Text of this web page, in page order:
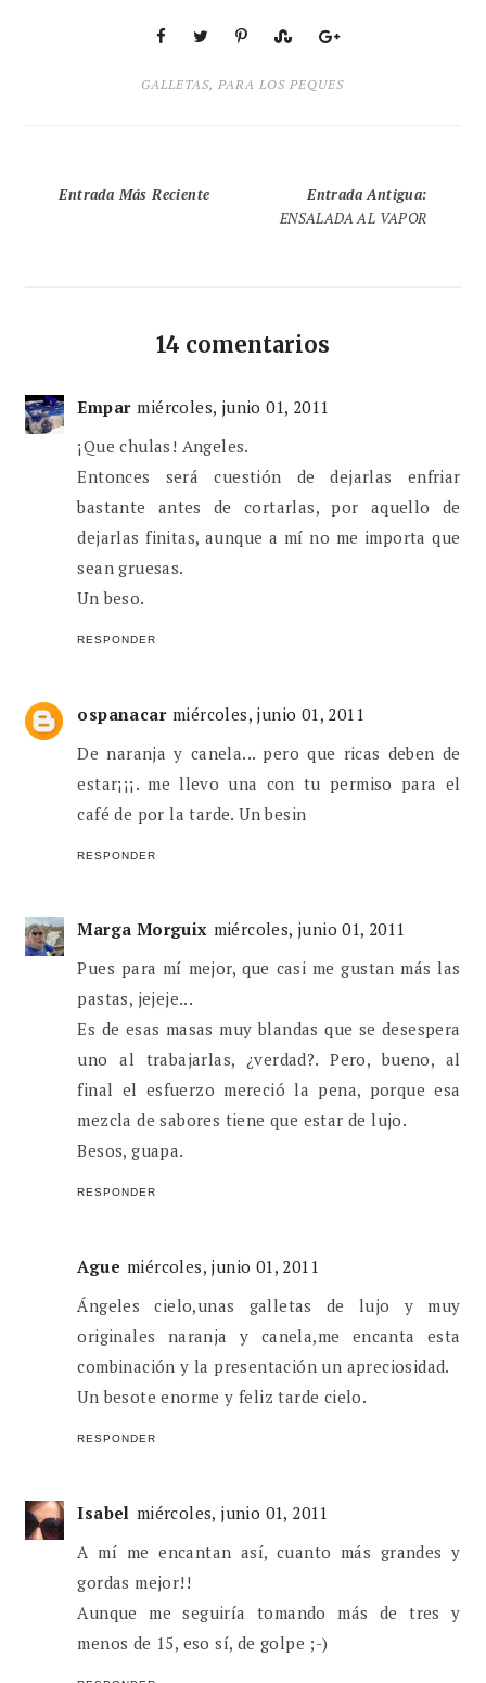
GALLETAS, PARA LOS PEQUES
Entrada Más Reciente Entrada Antigua:
ENSALADA AL VAPOR
14 comentarios
Empar miércoles, junio 01, 2011
¡Que chulas! Angeles.
Entonces será cuestión de dejarlas enfriar
bastante antes de cortarlas, por aquello de
dejarlas finitas, aunque a mí no me importa que
sean gruesas.
Un beso.
RESPONDER
ospanacar miércoles, junio 01, 2011
De naranja y canela... pero que ricas deben de
estar¡¡¡. me llevo una con tu permiso para el
café de por la tarde. Un besin
RESPONDER
Marga Morguix miércoles, junio 01, 2011
Pues para mí mejor, que casi me gustan más las
pastas, jejeje...
Es de esas masas muy blandas que se desespera
uno al trabajarlas, ¿verdad?. Pero, bueno, al
final el esfuerzo mereció la pena, porque esa
mezcla de sabores tiene que estar de lujo.
Besos, guapa.
RESPONDER
Ague miércoles, junio 01, 2011
Ángeles cielo,unas galletas de lujo y muy
originales naranja y canela,me encanta esta
combinación y la presentación un apreciosidad.
Un besote enorme y feliz tarde cielo.
RESPONDER
Isabel miércoles, junio 01, 2011
A mí me encantan así, cuanto más grandes y
gordas mejor!!
Aunque me seguiría tomando más de tres y
menos de 15, eso sí, de golpe ;-)